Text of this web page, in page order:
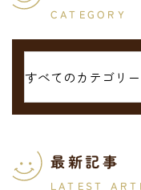
CATEGORY
最新記事
LATEST